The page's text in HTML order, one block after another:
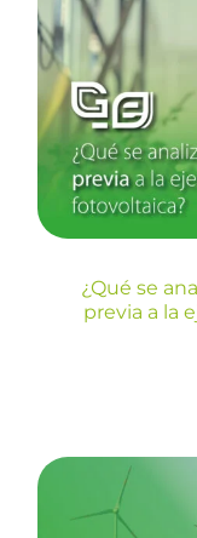
¿Qué
visita
¿Qué se
previa a la